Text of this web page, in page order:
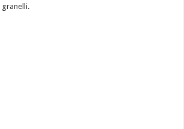
granelli.